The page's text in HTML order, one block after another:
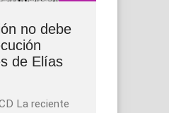
no debe
de Elías
La reciente